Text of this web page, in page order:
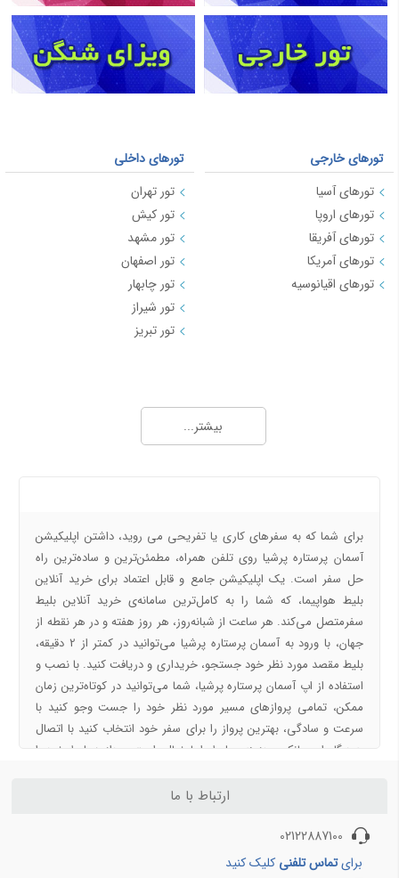
تورهای خارجی
تورهای آسیا
تورهای اروپا
تورهای آفریقا
تورهای آمریکا
تورهای اقیانوسیه
تورهای داخلی
تور تهران
تور کیش
تور مشهد
تور اصفهان
تور چابهار
تور شیراز
تور تبریز
تور اهواز
تور بوشهر
تور ارومیه
تورهای داخلی 4
تور بجنورد
تور شهرکرد
تور زنجان
تور یزد
تور چهارمحال بختیاری
تورهای طبیعت گردی
تور طبیعت گردی یک روزه
تور کشتی کروز
چارتر
بیشتر...
برای شما که به سفرهای کاری یا تفریحی می ‌روید، داشتن اپلیکیشن
آسمان پرستاره پرشیا روی تلفن همراه، مطمئن‌ترین و ساده‌ترین راه
حل سفر است. یک اپلیکیشن جامع و قابل اعتماد برای خرید آنلاین
بلیط هواپیما، که شما را به کامل‌ترین سامانه‌ی خرید آنلاین بلیط
سفرمتصل می‌کند. هر ساعت از شبانه‌روز، هر روز هفته و در هر نقطه از
جهان، با ورود به آسمان پرستاره پرشیا می‌توانید در کمتر از 2 دقیقه،
بلیط مقصد مورد نظر خود جستجو، خریداری و دریافت کنید. با نصب و
استفاده از اپ آسمان پرستاره پرشیا، شما می‌توانید در کوتاه‌ترین زمان
ممکن، تمامی پروازهای مسیر مورد نظر خود را جست‌ وجو کنید با
سرعت و سادگی، بهترین پرواز را برای سفر خود انتخاب کنید با اتصال
به درگاه امن بانکی، هزینه‌ی بلیط را با خیال راحت بپردازید بلیط خود را
همیشه در دسترس داشته باشید مهم‌ترین ویژگی‌های اپلیکیشن آسمان
خرید بلیط پروازهای داخلی و خارجی امکان مرتب‌ سازی بر اساس
قیمت و تاریخ پرواز امکان فیلتر نتایج جست‌وجو بر اساس بلیط‌های
ارتباط با ما
02122887100
برایتماس تلفنی کلیک کنید